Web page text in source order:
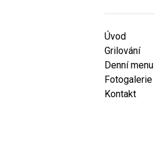
Úvod
Grilování
Denní menu
Fotogalerie
Kontakt